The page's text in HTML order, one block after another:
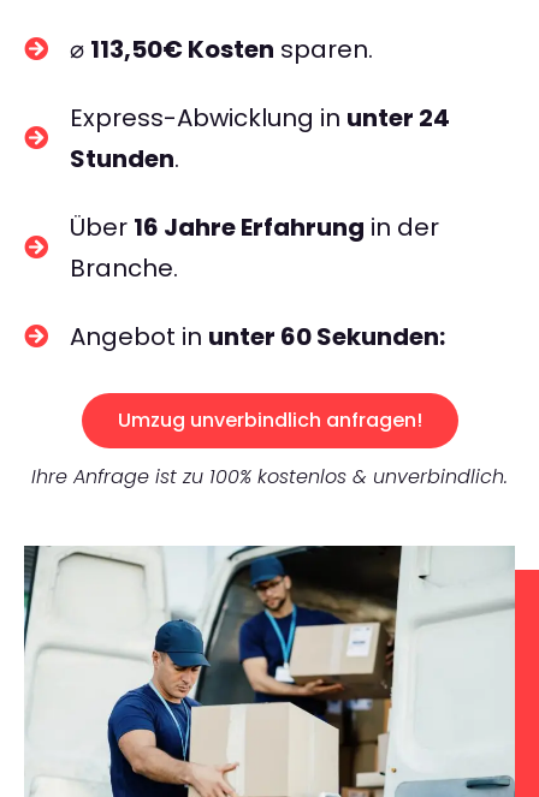
⌀ 113,50€ Kosten sparen.
Express-Abwicklung in unter 24
Stunden.
Über 16 Jahre Erfahrung in der
Branche.
Angebot in unter 60 Sekunden:
Umzug unverbindlich anfragen!
Ihre Anfrage ist zu 100% kostenlos & unverbindlich.